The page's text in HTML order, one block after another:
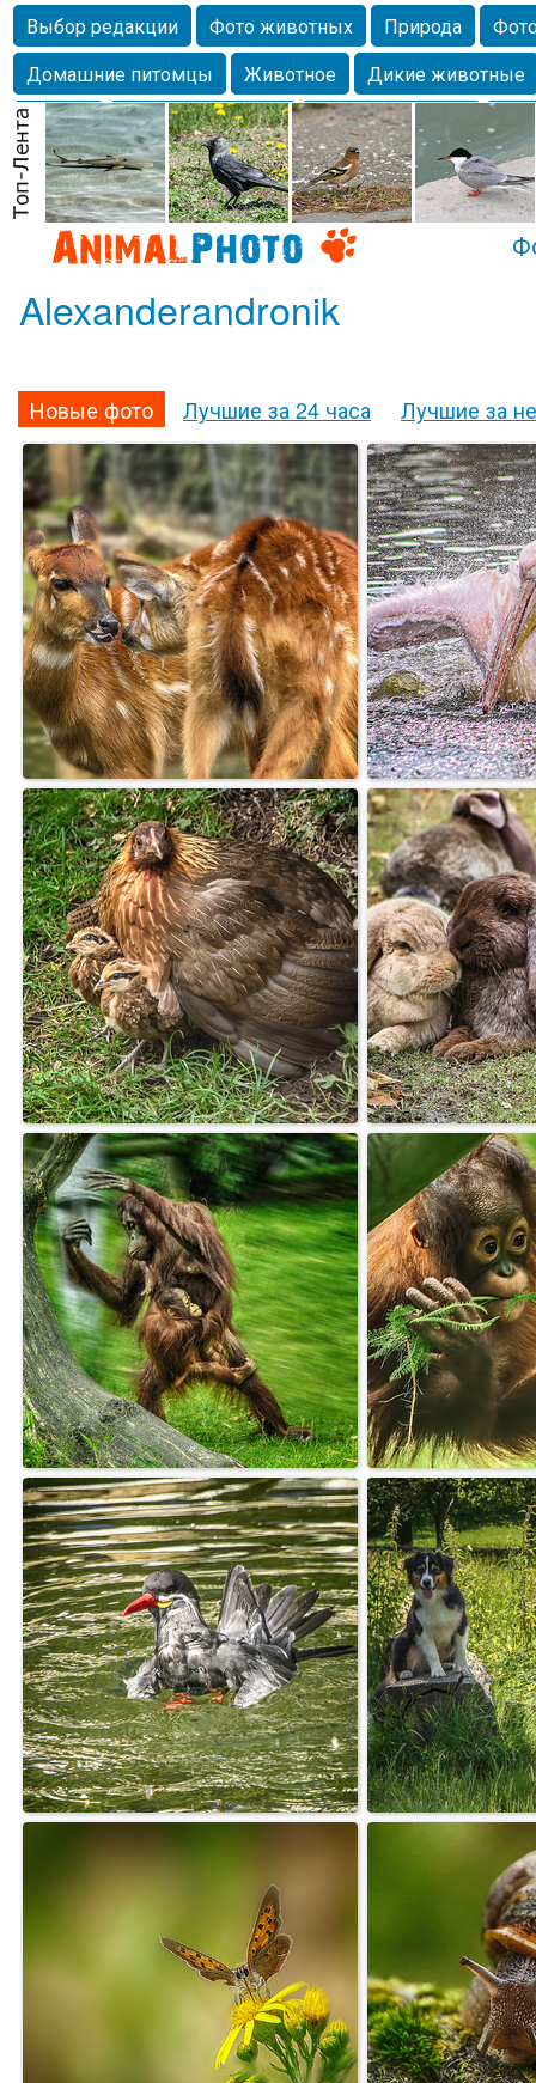
Выбор редакции Фото животных Природа
Домашние питомцы
Животное
Дикие животные
Собаки
Alexanderandronik Млекопитающие
Морда
Собачка Осень Портрет
Домашние
Насекомое
Коты Lebert Дикие птицы Утка
Alexanderandronik
Новые фото Лучшие за 24 часа Лучшие за